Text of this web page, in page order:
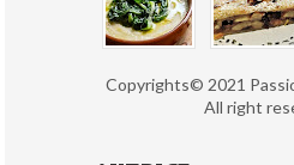
Copyrights© 2021
All right